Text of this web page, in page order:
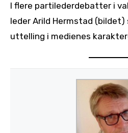
I flere partilederdebatter i
leder Arild Hermstad
uttelling i medienes